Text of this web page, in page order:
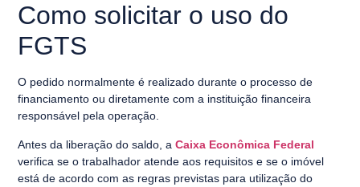
Como solicitar o uso do
FGTS
O pedido normalmente é realizado durante o processo de
financiamento ou diretamente com a instituição financeira
responsável pela operação.
Antes da liberação do saldo, aCaixa Econômica Federal
verifica se o trabalhador atende aos requisitos e se o imóvel
está de acordo com as regras previstas para utilização do